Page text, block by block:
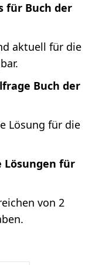
für Buch der
aktuell für die
Buch der
Lösung für die
Lösungen für
von 2